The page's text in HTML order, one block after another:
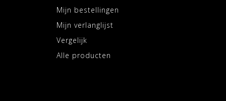
Mijn bestellingen
Mijn verlanglijst
Vergelijk
Alle producten